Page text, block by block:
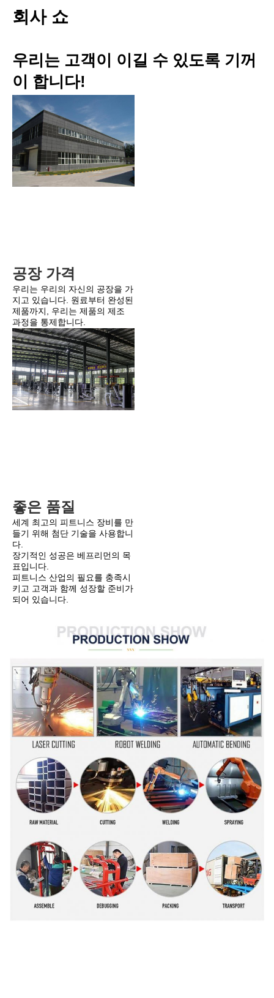
회사 쇼
우리는 고객이 이길 수 있도록 기꺼
이 합니다!
공장 가격
우리는 우리의 자신의 공장을 가
지고 있습니다. 원료부터 완성된
제품까지, 우리는 제품의 제조
과정을 통제합니다.
좋은 품질
세계 최고의 피트니스 장비를 만
들기 위해 첨단 기술을 사용합니
다.
장기적인 성공은 베프리먼의 목
표입니다.
피트니스 산업의 필요를 충족시
키고 고객과 함께 성장할 준비가
되어 있습니다.